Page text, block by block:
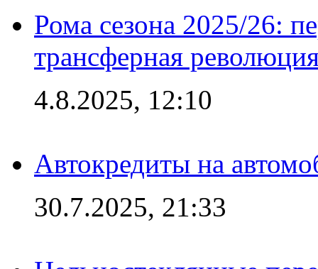
Рома сезона 2025/26:
трансферная
4.8.2025, 12:10
Автокредиты на
30.7.2025, 21:33